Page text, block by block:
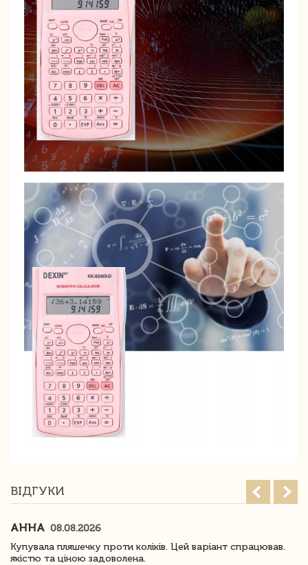
ВІДГУКИ
АННА 08.08.2026
Купувала пляшечку проти коліків. Цей варіант спрацював.
якістю та ціною задоволена.